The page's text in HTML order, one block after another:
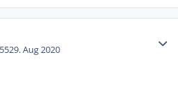
29. Aug 2020